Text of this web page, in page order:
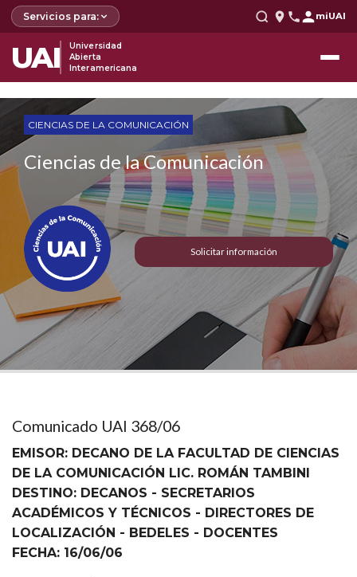
Servicios para: miUAI
UAI
Universidad
Abierta
Interamericana
CIENCIAS DE LA COMUNICACIÓN
Ciencias de la Comunicación
Solicitar información
Comunicado UAI 368/06
EMISOR: DECANO DE LA FACULTAD DE CIENCIAS
DE LA COMUNICACIÓN LIC. ROMÁN TAMBINI
DESTINO: DECANOS - SECRETARIOS
ACADÉMICOS Y TÉCNICOS - DIRECTORES DE
LOCALIZACIÓN - BEDELES - DOCENTES
FECHA: 16/06/06